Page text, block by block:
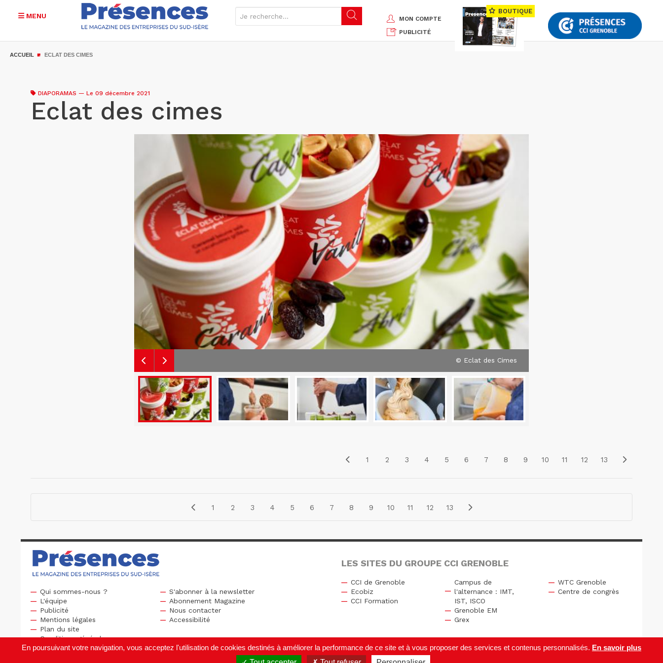
MENU
MON COMPTE
PUBLICITÉ
BOUTIQUE
ACCUEIL ECLAT DES CIMES
DIAPORAMAS — Le 09 décembre 2021
Eclat des cimes
© Eclat des Cimes
1 2 3 4 5 6 7 8 9 10 11 12 13
1 2 3 4 5 6 7 8 9 10 11 12 13
Qui sommes-nous ?
L'équipe
Publicité
S'abonner à la newsletter
Abonnement Magazine
Nous contacter
Mentions légales
Plan du site
Conditions générales
Accessibilité
LES SITES DU GROUPE CCI GRENOBLE
CCI de Grenoble
Ecobiz
CCI Formation
Campus de
l'alternance : IMT,
IST, ISCO
Grenoble EM
Grex
WTC Grenoble
Centre de congrès
En poursuivant votre navigation, vous acceptez l'utilisation de cookies destinés à améliorer la performance de ce site et à vous proposer des services et contenus personnalisés. En savoir plus